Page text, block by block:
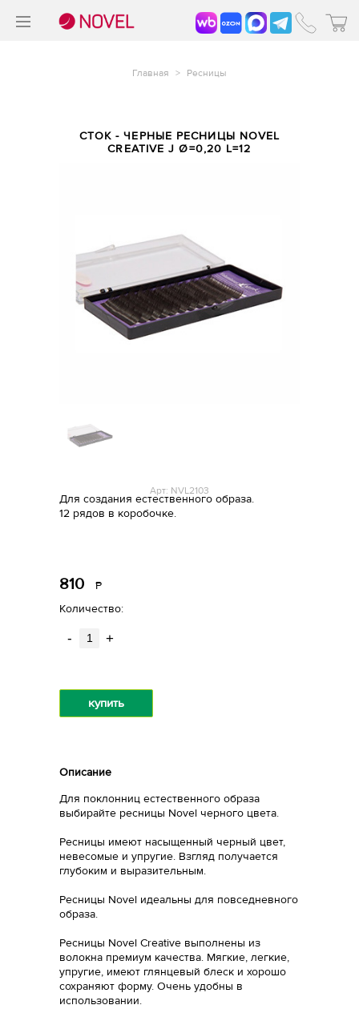
Главная > Ресницы
СТОК - ЧЕРНЫЕ РЕСНИЦЫ NOVEL
CREATIVE J Ø=0,20 L=12
Арт: NVL2103
Для создания естественного образа.
12 рядов в коробочке.
810 Р
Количество:
- +
купить
Описание
Для поклонниц естественного образа
выбирайте ресницы Novel черного цвета.
Ресницы имеют насыщенный черный цвет,
невесомые и упругие. Взгляд получается
глубоким и выразительным.
Ресницы Novel идеальны для повседневного
образа.
Ресницы Novel Creative выполнены из
волокна премиум качества. Мягкие, легкие,
упругие, имеют глянцевый блеск и хорошо
сохраняют форму. Очень удобны в
использовании.